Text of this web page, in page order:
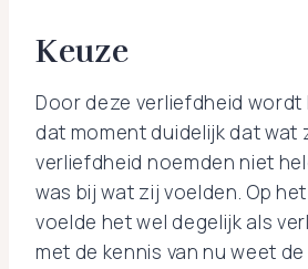
Keuze
Door deze verliefdheid wordt
dat moment duidelijk dat wat
verliefdheid noemden niet
was bij wat zij voelden. Op
voelde het wel degelijk als
met de kennis van nu weet